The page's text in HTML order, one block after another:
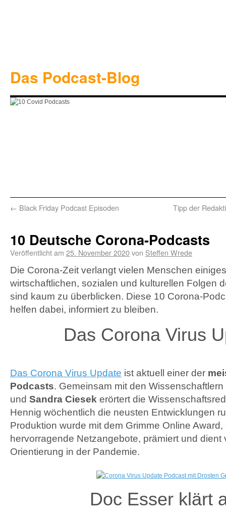
Das Podcast-Blog
← Black Friday Podcast Episoden Tipp der
10 Deutsche Corona-Podcasts
Veröffentlicht am 25. November 2020von Steffen Wrede
Die Corona-Zeit verlangt vielen Menschen
wirtschaftlichen, sozialen und kulturellen Folgen
sind kaum zu überblicken. Diese 10 Corona-
helfen dabei, informiert zu bleiben.
Das Corona Virus
Das Corona Virus Update ist aktuell einer der
Podcasts. Gemeinsam mit den Wissenschaftlern
und Sandra Ciesek erörtert die
Hennig wöchentlich die neusten Entwicklungen
Produktion wurde mit dem Grimme Online
hervorragende Netzangebote, prämiert und
Orientierung in der Pandemie.
Doc Esser klärt